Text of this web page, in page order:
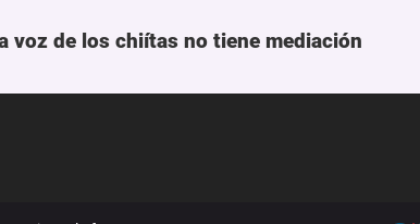
voz de los chiítas no tiene mediación